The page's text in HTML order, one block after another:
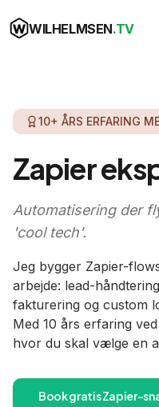
WILHELMSEN.TV
10+ ÅRS ERFARING
Zapier
Automatisering der
'cool tech'.
Jeg bygger Zapier-
arbejde: lead-
fakturering og custom
Med 10 års erfaring
hvor du skal vælge en
Book gratis Zapier-